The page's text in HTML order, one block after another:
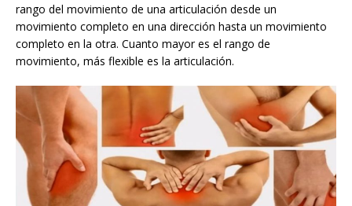
rango del movimiento de una articulación desde un
movimiento completo en una dirección hasta un movimiento
completo en la otra. Cuanto mayor es el rango de
movimiento, más flexible es la articulación.